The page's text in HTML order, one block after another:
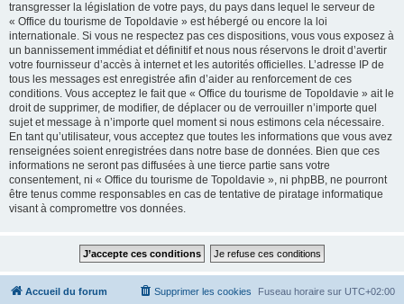
transgresser la législation de votre pays, du pays dans lequel le serveur de
« Office du tourisme de Topoldavie » est hébergé ou encore la loi
internationale. Si vous ne respectez pas ces dispositions, vous vous exposez à
un bannissement immédiat et définitif et nous nous réservons le droit d’avertir
votre fournisseur d’accès à internet et les autorités officielles. L’adresse IP de
tous les messages est enregistrée afin d’aider au renforcement de ces
conditions. Vous acceptez le fait que « Office du tourisme de Topoldavie » ait le
droit de supprimer, de modifier, de déplacer ou de verrouiller n’importe quel
sujet et message à n’importe quel moment si nous estimons cela nécessaire.
En tant qu’utilisateur, vous acceptez que toutes les informations que vous avez
renseignées soient enregistrées dans notre base de données. Bien que ces
informations ne seront pas diffusées à une tierce partie sans votre
consentement, ni « Office du tourisme de Topoldavie », ni phpBB, ne pourront
être tenus comme responsables en cas de tentative de piratage informatique
visant à compromettre vos données.
Accueil du forum Fuseau horaire sur UTC+02:00
Supprimer les cookies